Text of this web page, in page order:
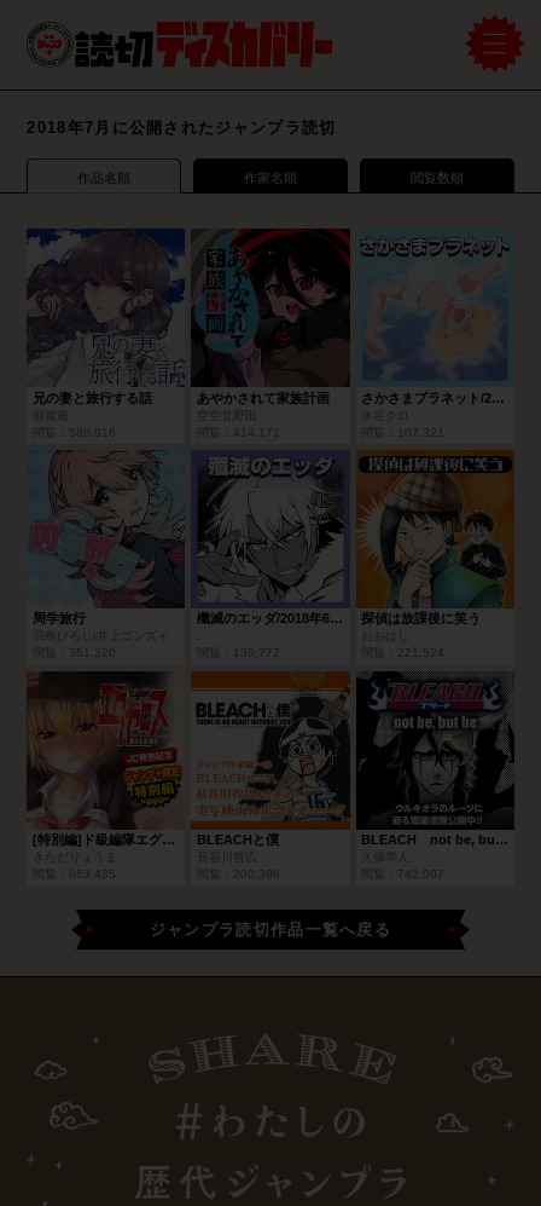
2018年7月に公開されたジャンプラ読切
作品名順 作家名順 閲覧数順
兄の妻と旅行する話
朝賀庵
閲覧：
580,916
あやかされて家族計画
空空北野田
閲覧：
414,171
さかさまプラネット/2018年6月期ブロンズルーキー賞
水谷クロ
閲覧：
107,321
周学旅行
羽鳥ひろし|井上ゴンズイ
閲覧：
351,320
殲滅のエッダ/2018年6月期ブロンズルーキー賞
.
閲覧：
130,772
探偵は放課後に笑う
おおはし
閲覧：
221,524
[特別編]ド級編隊エグゼロス
きただりょうま
閲覧：
663,435
BLEACHと僕
長谷川智広
閲覧：
200,396
BLEACH not be, but be
久保帯人
閲覧：
742,007
ジャンプラ読切作品一覧へ戻る